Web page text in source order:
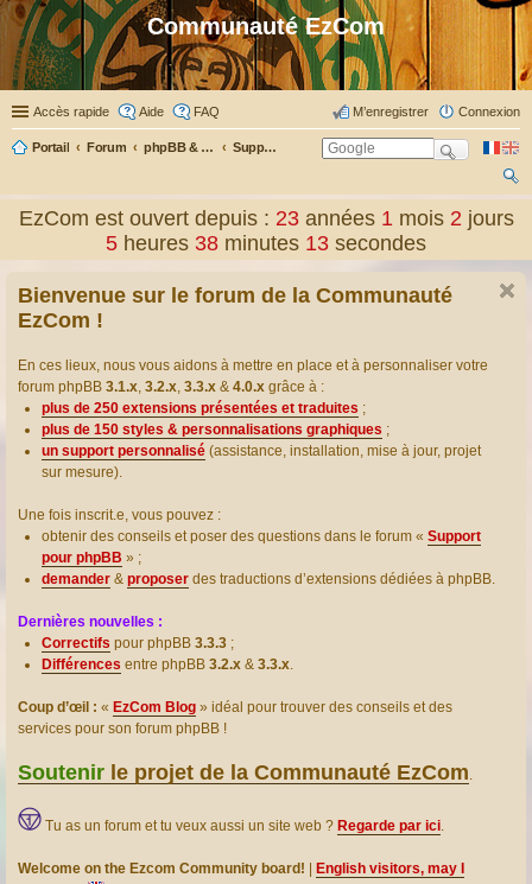
Communauté EzCom
Accès rapide Aide FAQ Connexion
M’enregistrer
Portail Forum phpBB & Co Support pour phpBB
ch
er
EzCom est ouvert depuis : 23 années1 mois2 jours
5 heures 38 minutes 14 secondes
Bienvenue sur le forum de la Communauté
EzCom !
En ces lieux, nous vous aidons à mettre en place et à personnaliser votre
forum phpBB 3.1.x, 3.2.x, 3.3.x & 4.0.x grâce à :
plus de 250 extensions présentées et traduites ;
plus de 150 styles & personnalisations graphiques ;
un support personnalisé (assistance, installation, mise à jour, projet
sur mesure).
Une fois inscrit.e, vous pouvez :
obtenir des conseils et poser des questions dans le forum « Support
pour phpBB » ;
demander & proposer des traductions d’extensions dédiées à phpBB.
Dernières nouvelles :
Correctifs pour phpBB 3.3.3 ;
Différences entre phpBB 3.2.x & 3.3.x.
Coup d’œil : « EzCom Blog » idéal pour trouver des conseils et des
services pour son forum phpBB !
Soutenir le projet de la Communauté EzCom.
Tu as un forum et tu veux aussi un site web ? Regarde par ici.
Welcome on the Ezcom Community board!
English visitors, may I